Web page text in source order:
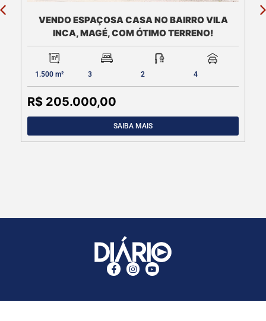
CASA COM 6 DORMITÓRIOS À VENDA, 844 M² -
QUEBRA FRASCOS - TERESÓPOLIS/RJ
2.300 m²
6 sendo 4
suítess
6
6 cobertas e
15
R$ 3.800.000,00